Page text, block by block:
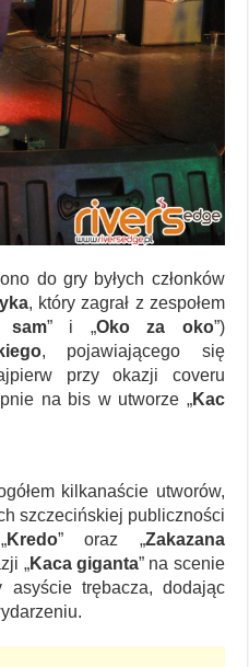
do gry byłych członków
, który zagrał z zespołem
sam” i „Oko za oko”)
, pojawiającego się
przy okazji coveru
na bis w utworze „Kac
kilkanaście utworów,
szczecińskiej publiczności
Kredo” oraz „Zakazana
„Kaca giganta” na scenie
asyście trębacza, dodając